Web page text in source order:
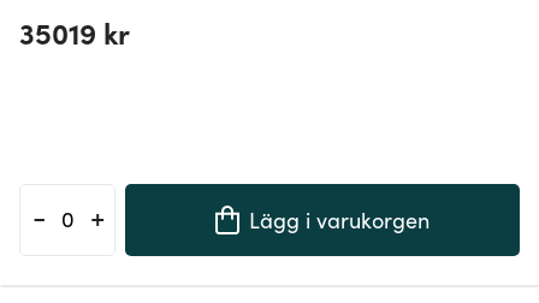
35019 kr
- + Lägg i varukorgen